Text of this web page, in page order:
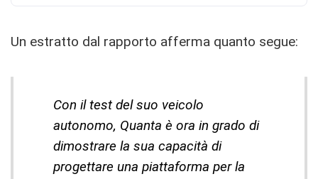
Un estratto dal rapporto afferma quanto segue:
Con il test del suo veicolo
autonomo, Quanta è ora in grado di
dimostrare la sua capacità di
progettare una piattaforma per la